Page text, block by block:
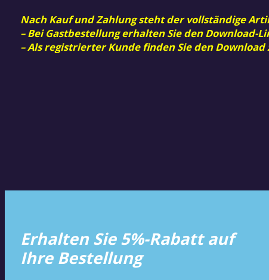
Nach Kauf und Zahlung steht der vollständige
– Bei Gastbestellung erhalten Sie den Download-
– Als registrierter Kunde finden Sie den
Erhalten Sie 5%-Rabatt auf
Ihre Bestellung